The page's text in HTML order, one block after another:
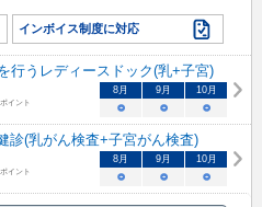
インボイス制度に対応
行うレディースドック(乳+子宮)
ポイント
8月 9月 10月
○ ○ ○
診(乳がん検査+子宮がん検査)
ポイント
8月 9月 10月
○ ○ ○